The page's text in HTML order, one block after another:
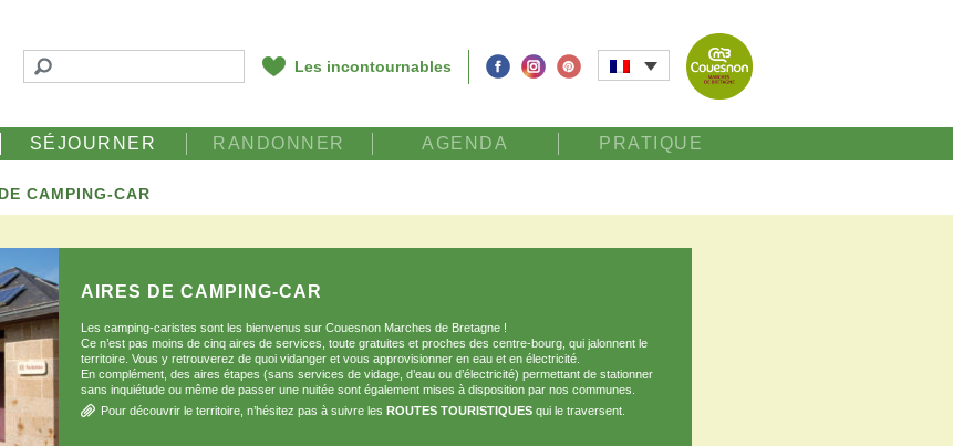
Les incontournables
SÉJOURNER RANDONNER AGENDA PRATIQUE
CAMPING-CAR
AIRES DE CAMPING-CAR
Les camping-caristes sont les bienvenus sur Couesnon Marches de Bretagne !
Ce n’est pas moins de cinq aires de services, toute gratuites et proches des centre-bourg, qui jalonnent le
territoire. Vous y retrouverez de quoi vidanger et vous approvisionner en eau et en électricité.
En complément, des aires étapes (sans services de vidage, d’eau ou d’électricité) permettant de stationner
sans inquiétude ou même de passer une nuitée sont également mises à disposition par nos communes.
Pour découvrir le territoire, n’hésitez pas à suivre lesROUTES TOURISTIQUES qui le traversent.